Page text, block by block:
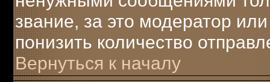
звание, за это модератор
понизить количество
Вернуться к началу